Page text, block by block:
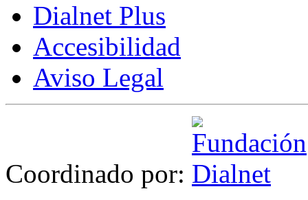
Dialnet Plus
Accesibilidad
Aviso Legal
Coordinado por: